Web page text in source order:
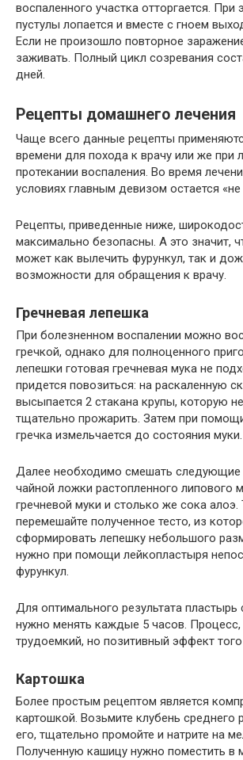
воспаленного участка отторгается.
пустулы лопается и вместе с гноем
Если не произошло повторное
заживать. Полный цикл созревания
дней.
Рецепты домашнего лечения
Чаще всего данные рецепты
времени для похода к врачу или же при
протекании воспаления. Во время
условиях главным девизом остается «не
Рецепты, приведенные ниже,
максимально безопасны. А это значит,
может как вылечить фурункул, так и
возможности для обращения к врачу.
Гречневая лепешка
При болезненном воспалении можно
гречкой, однако для полноценного
лепешки готовая гречневая мука не
придется повозиться: на раскаленную
высыпается 2 стакана крупы, которую
тщательно прожарить. Затем при
гречка измельчается до состояния муки.
Далее необходимо смешать следующие
чайной ложки растопленного липового
гречневой муки и столько же сока алоэ.
перемешайте полученное тесто, из
сформировать лепешку небольшого
нужно при помощи лейкопластыря
фурункул.
Для оптимального результата пластырь
нужно менять каждые 5 часов.
трудоемкий, но позитивный эффект того
Картошка
Более простым рецептом является
картошкой. Возьмите клубень среднего
его, тщательно промойте и натрите на
Полученную кашицу нужно поместить в